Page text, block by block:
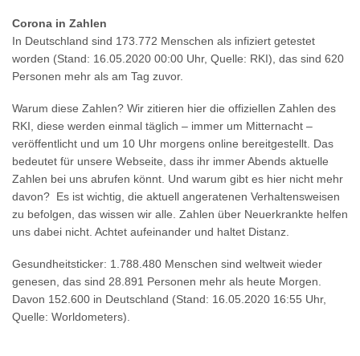
Corona in Zahlen
In Deutschland sind 173.772 Menschen als infiziert getestet
worden (Stand: 16.05.2020 00:00 Uhr, Quelle: RKI), das sind 620
Personen mehr als am Tag zuvor.
Warum diese Zahlen? Wir zitieren hier die offiziellen Zahlen des
RKI, diese werden einmal täglich – immer um Mitternacht –
veröffentlicht und um 10 Uhr morgens online bereitgestellt. Das
bedeutet für unsere Webseite, dass ihr immer Abends aktuelle
Zahlen bei uns abrufen könnt. Und warum gibt es hier nicht mehr
davon? Es ist wichtig, die aktuell angeratenen Verhaltensweisen
zu befolgen, das wissen wir alle. Zahlen über Neuerkrankte helfen
uns dabei nicht. Achtet aufeinander und haltet Distanz.
Gesundheitsticker: 1.788.480 Menschen sind weltweit wieder
genesen, das sind 28.891 Personen mehr als heute Morgen.
Davon 152.600 in Deutschland (Stand: 16.05.2020 16:55 Uhr,
Quelle: Worldometers).